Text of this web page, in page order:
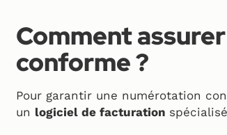
Comment
conforme ?
Pour garantir une numérotation
un logiciel de facturation